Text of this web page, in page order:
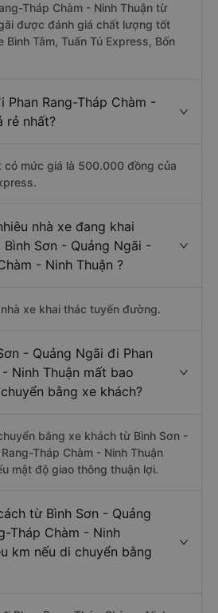
Tháp Chàm - Ninh Thuận từ
được đánh giá chất lượng tốt
Bình Tâm, Tuấn Tú Express, Bốn
Phan Rang-Tháp Chàm -
rẻ nhất?
có mức giá là 500.000 đồng của
nhà xe đang khai
Sơn - Quảng Ngãi -
- Ninh Thuận ?
xe khai thác tuyến đường.
- Quảng Ngãi đi Phan
Ninh Thuận mất bao
bằng xe khách?
bằng xe khách từ Bình Sơn -
Tháp Chàm - Ninh Thuận
mật độ giao thông thuận lợi.
từ Bình Sơn - Quảng
Tháp Chàm - Ninh
km nếu di chuyển bằng